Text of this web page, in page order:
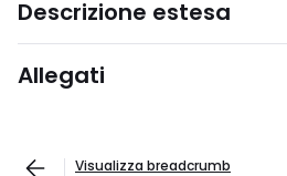
Descrizione estesa
Allegati
Visualizza breadcrumb